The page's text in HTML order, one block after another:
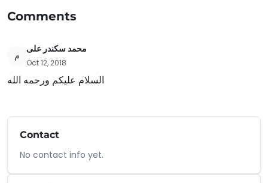
Comments
م
محمد سكندر على
Oct 12, 2018
السلام عليكم ورحمه الله
Contact
No contact info yet.